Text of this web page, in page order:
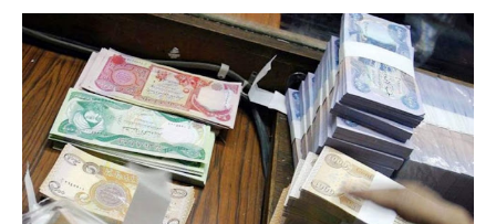
القروض والسلف
المنح المالية
قطع الاراضي